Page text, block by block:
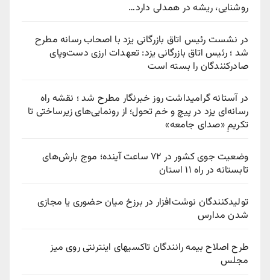
روشنایی، ریشه در همدلی دارد…
در نشست رئیس اتاق بازرگانی یزد با اصحاب رسانه مطرح
شد ؛ رئیس اتاق بازرگانی یزد: تعهدات ارزی دست‌وپای
صادرکنندگان را بسته است
در آستانه گرامیداشت روز خبرنگار مطرح شد ؛ نقشه راه
رسانه‌ای یزد در پیچ‌ و خم تحول؛ از رونمایی‌های زیرساختی تا
تکریمِ «صدای جامعه»
وضعیت جوی کشور در ۷۲ ساعت آینده؛ موج بارش‌های
تابستانه در راه ۱۱ استان
تولیدکنندگان نوشت‌افزار در برزخ میان حضوری یا مجازی
شدن مدارس
طرح اصلاح بیمه رانندگان تاکسیهای اینترنتی روی میز
مجلس